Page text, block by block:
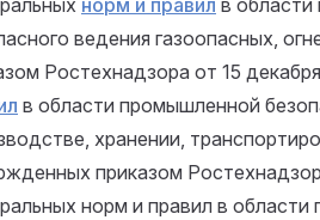
норм и правил в
ведения газоопасных,
Ростехнадзора от 15
в области промышленной
хранении,
приказом
норм и правил в